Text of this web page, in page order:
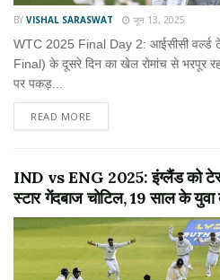
BY VISHAL SARASWAT जून 13, 2025
WTC 2025 Final Day 2: आईसीसी वर्ल्ड
Final) के दूसरे दिन का खेल रोमांच से भरपूर
पर पकड़...
READ MORE
IND vs ENG 2025: इंग्लैंड को
स्टार गेंदबाज चोटिल, 19 साल के युवा